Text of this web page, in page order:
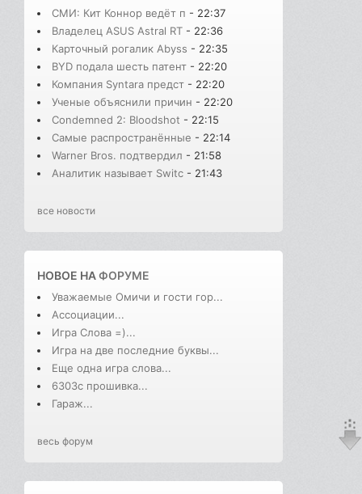
СМИ: Кит Коннор ведёт п - 22:37
Владелец ASUS Astral RT - 22:36
Карточный рогалик Abyss - 22:35
BYD подала шесть патент - 22:20
Компания Syntara предст - 22:20
Ученые объяснили причин - 22:20
Condemned 2: Bloodshot - 22:15
Самые распространённые - 22:14
Warner Bros. подтвердил - 21:58
Аналитик называет Switc - 21:43
все новости
НОВОЕ НАФОРУМЕ
Уважаемые Омичи и гости гор...
Ассоциации...
Игра Слова =)...
Игра на две последние буквы...
Еще одна игра слова...
6303с прошивка...
Гараж...
весь форум